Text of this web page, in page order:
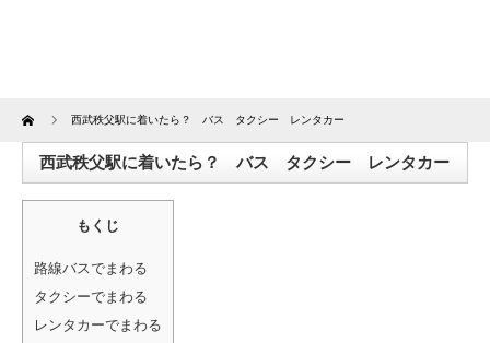
Home 西武秩父駅に着いたら？ バス タクシー レンタカー
西武秩父駅に着いたら？ バス タクシー レンタカー
もくじ
路線バスでまわる
タクシーでまわる
レンタカーでまわる